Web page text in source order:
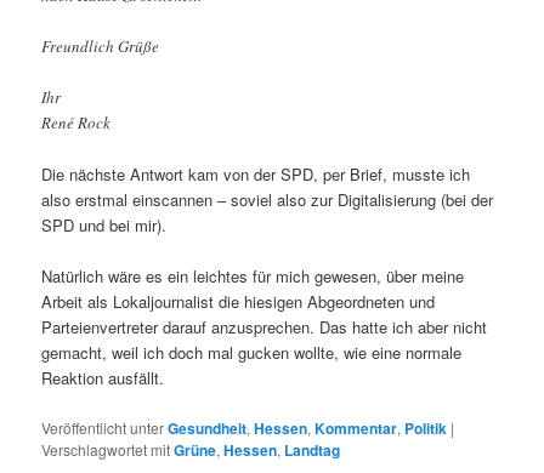
Freundlich Grüße
Ihr
René Rock
Die nächste Antwort kam von der SPD, per Brief, musste ich
also erstmal einscannen – soviel also zur Digitalisierung (bei der
SPD und bei mir).
Natürlich wäre es ein leichtes für mich gewesen, über meine
Arbeit als Lokaljournalist die hiesigen Abgeordneten und
Parteienvertreter darauf anzusprechen. Das hatte ich aber nicht
gemacht, weil ich doch mal gucken wollte, wie eine normale
Reaktion ausfällt.
Veröffentlicht unterGesundheit,Hessen,Kommentar, Politik |
Verschlagwortet mitGrüne,Hessen, Landtag